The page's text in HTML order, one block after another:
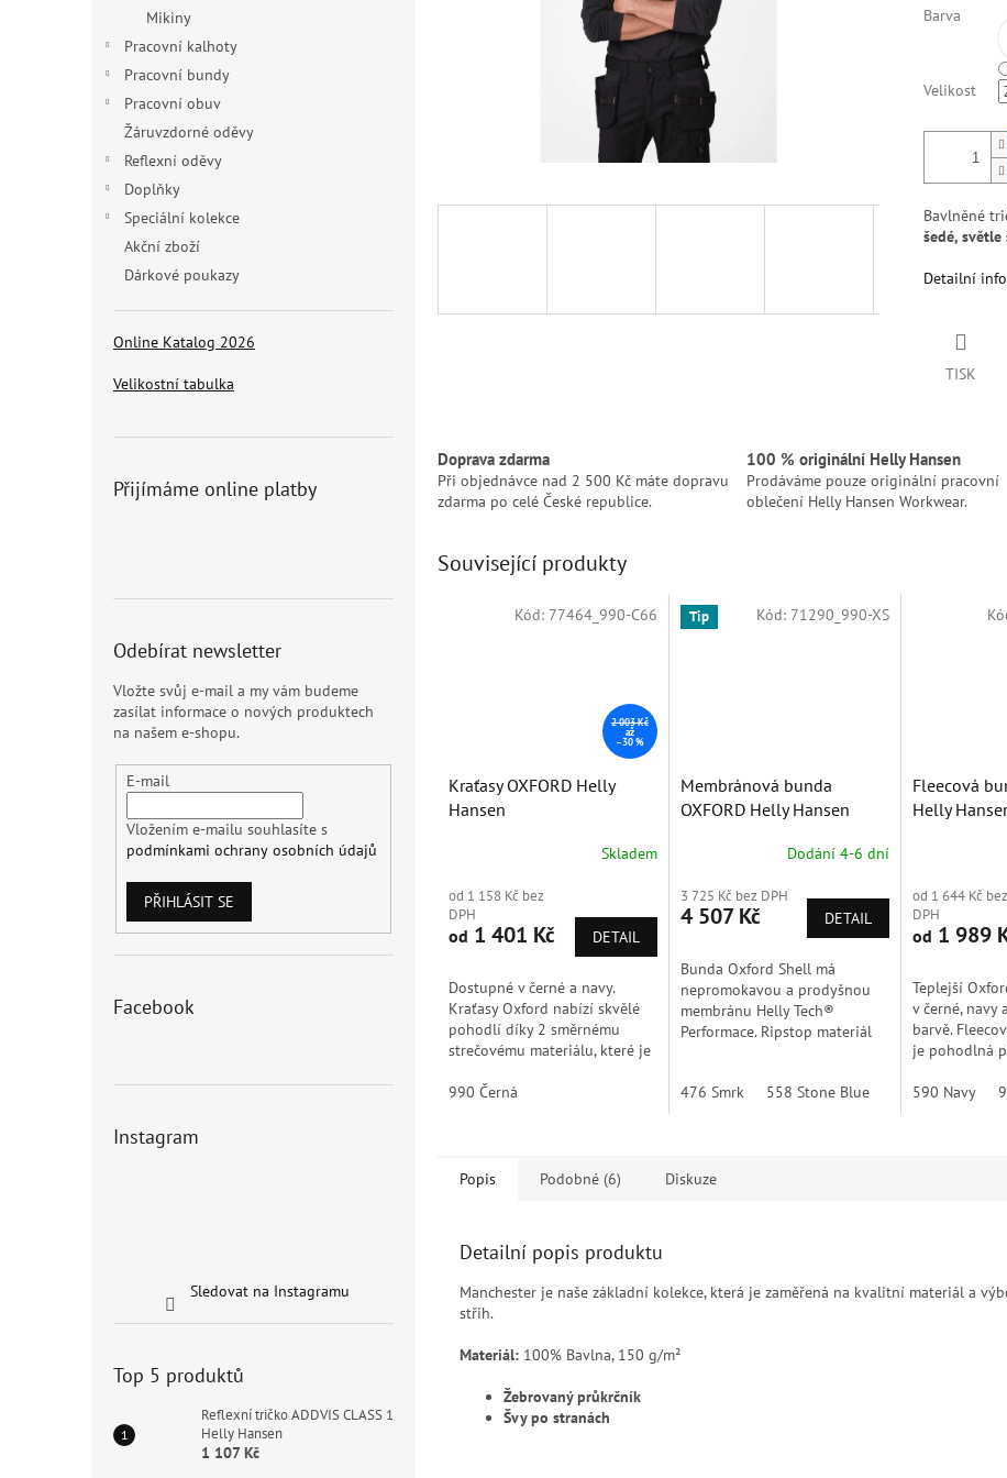
Mikiny
Pracovní kalhoty
Pracovní bundy
Pracovní obuv
Žáruvzdorné oděvy
Reflexní oděvy
Doplňky
Speciální kolekce
Akční zboží
Dárkové poukazy
Online Katalog 2026
Velikostní tabulka
Přijímáme online platby
Odebírat newsletter
Vložte svůj e-mail a my vám budeme
zasílat informace o nových produktech
na našem e-shopu.
E-mail
Vložením e-mailu souhlasíte s
podmínkami ochrany osobních údajů
PŘIHLÁSIT SE
Facebook
Instagram
Sledovat na Instagramu
Top 5 produktů
Reflexní tričko ADDVIS CLASS 1
Helly Hansen
1 107 Kč
Barva
Velikost
Bavlněné
šedé,
Detailní
TISK
Doprava zdarma
Při objednávce nad 2 500 Kč máte dopravu
zdarma po celé České republice.
100 % originální Helly Hansen
Prodáváme pouze originální pracovní
oblečení Helly Hansen Workwear.
Související produkty
2 003 Kč
až
–30 %
Kraťasy OXFORD Helly
Hansen
Skladem
od 1 158 Kč bez
DPH
od 1 401 Kč DETAIL
Dostupné v černé a navy.
Kraťasy Oxford nabízí skvělé
pohodlí díky 2 směrnému
strečovému materiálu, které je
Kraťasy jsou doplněny o kapsu
990 Černá
Kód: 77464_990-C66 Tip
Membránová bunda
OXFORD Helly Hansen
Dodání 4-6 dní
3 725 Kč bez DPH
4 507 Kč DETAIL
Bunda Oxford Shell má
nepromokavou a prodyšnou
membránu Helly Tech®
Performace. Ripstop materiál
pohybu. Můžete ji nosit...
476 Smrk 558 Stone Blue 590 Navy
Kód: 71290_990-XS
Fleecová
Helly
od 1 644 Kč bez
DPH
od 1 989
Teplejší
v černé, navy
barvě.
je pohodlná
nosit jako
590 Navy
Popis Podobné (6) Diskuze
Detailní popis produktu
Manchester je naše základní kolekce, která je zaměřená na kvalitní materiál a
střih.
Materiál: 100% Bavlna, 150 g/m²
Žebrovaný průkrčník
Švy po stranách